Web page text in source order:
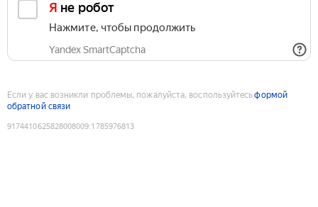
Я не робот
Нажмите, чтобы продолжить
Yandex SmartCaptcha
Если у вас возникли проблемы, пожалуйста, воспользуйтесьформой
обратной связи
9174410625828008009:1785976813